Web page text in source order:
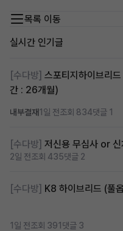
목록 이동
실시간 인기글
[수다방] 스포티지하이브리
간 : 26개월)
내부결재1일 전조회 834댓글 1
[수다방] 저신용 무심사 or
2일 전조회 435댓글 2
[수다방] K8 하이브리드 (풀
1일 전조회 391 댓글 3